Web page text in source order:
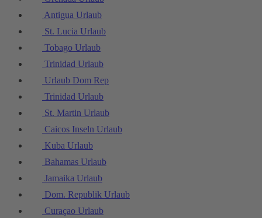
Antigua Urlaub
St. Lucia Urlaub
Tobago Urlaub
Trinidad Urlaub
Urlaub Dom Rep
Trinidad Urlaub
St. Martin Urlaub
Caicos Inseln Urlaub
Kuba Urlaub
Bahamas Urlaub
Jamaika Urlaub
Dom. Republik Urlaub
Curaçao Urlaub